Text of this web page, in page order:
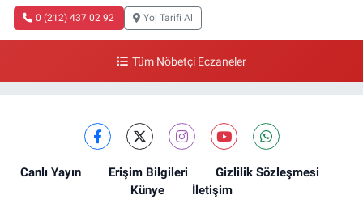
0 (212) 437 02 92 Yol Tarifi Al
Tüm Nöbetçi Eczaneler
Canlı Yayın Erişim Bilgileri
Gizlilik Sözleşmesi
Künye
İletişim